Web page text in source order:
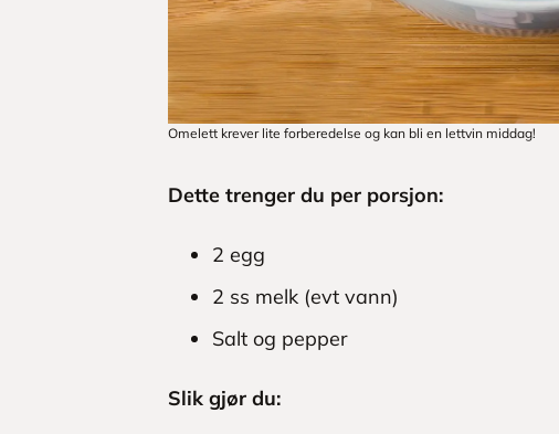
Omelett krever lite forberedelse og kan bli en lettvin middag!
Dette trenger du per porsjon:
2 egg
2 ss melk (evt vann)
Salt og pepper
Slik gjør du: